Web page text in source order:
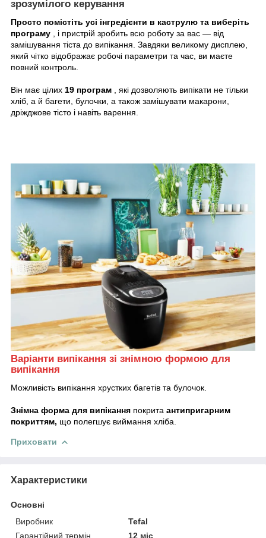
зрозумілого керування
Просто помістіть усі інгредієнти в каструлю та виберіть
програму , і пристрій зробить всю роботу за вас — від
замішування тіста до випікання. Завдяки великому дисплею,
який чітко відображає робочі параметри та час, ви маєте
повний контроль.
Він має цілих 19 програм , які дозволяють випікати не тільки
хліб, а й багети, булочки, а також замішувати макарони,
дріжджове тісто і навіть варення.
Варіанти випікання зі знімною формою для
випікання
Можливість випікання хрустких багетів та булочок.
Знімна форма для випікання покрита антипригарним
покриттям, що полегшує виймання хліба.
Приховати
Характеристики
Основні
Виробник
Tefal
Гарантійний термін
12 міс